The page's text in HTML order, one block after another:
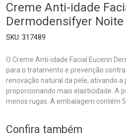
Creme Anti-idade
Dermodensifyer Noite
317489
O Creme Anti-idade Facial Eucerin
para o tratamento e prevenção
renovação natural da pele, ativando a
proporcionando mais elasticidade. A
menos rugas. A embalagem contém
Confira também